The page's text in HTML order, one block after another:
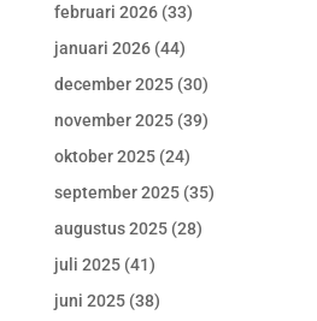
februari 2026(33)
januari 2026(44)
december 2025(30)
november 2025(39)
oktober 2025(24)
september 2025(35)
augustus 2025(28)
juli 2025(41)
juni 2025(38)